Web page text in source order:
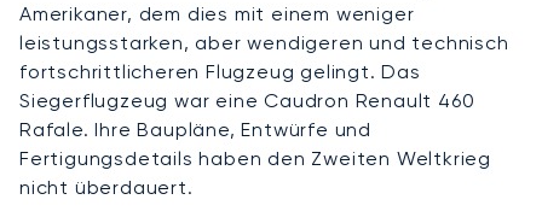
Amerikaner, dem dies mit einem weniger
leistungsstarken, aber wendigeren und technisch
fortschrittlicheren Flugzeug gelingt. Das
Siegerflugzeug war eine Caudron Renault 460
Rafale. Ihre Baupläne, Entwürfe und
Fertigungsdetails haben den Zweiten Weltkrieg
nicht überdauert.